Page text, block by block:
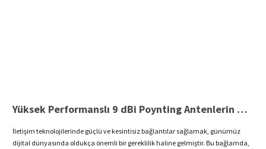
Yüksek Performanslı 9 dBi Poynting Antenlerin Özellikleri
İletişim teknolojilerinde güçlü ve kesintisiz bağlantılar sağlamak, günümüz
dijital dünyasında oldukça önemli bir gereklilik haline gelmiştir. Bu bağlamda,